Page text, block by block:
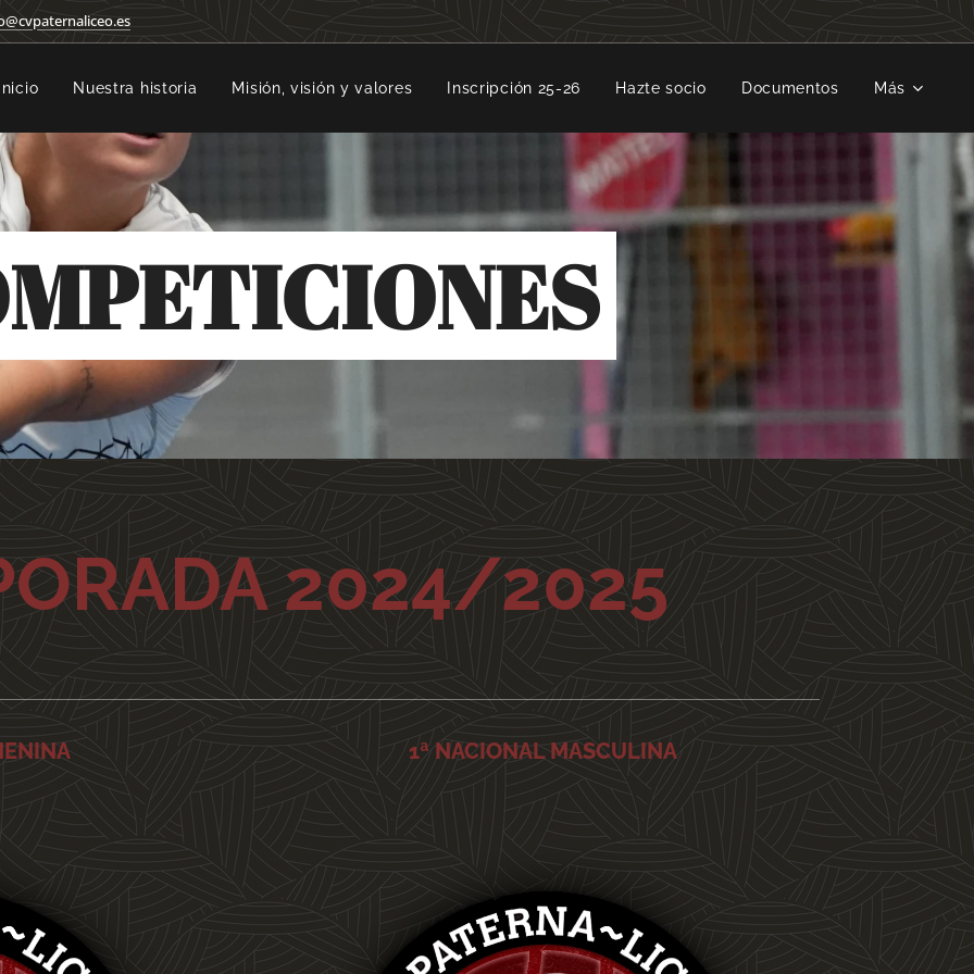
Nuestra historia Misión, visión y valores Inscripción 25-26 Hazte socio Documentos Más
2024/2025
1ª NACIONAL MASCULINA